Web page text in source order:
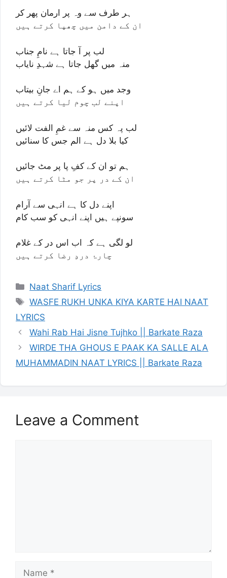
ہر طرف سے وہ پر ارمان پھر کر
ان کے دامن میں چھپا کرتے ہیں
لب پر آ جاتا ہے نامِ جناب
منہ میں گھل جاتا ہے شہدِ نایاب
وجد میں ہو کے ہم اے جانِ بیتاب
اپنے لب چوم لیا کرتے ہیں
لب پہ کس منہ سے غمِ الفت لائیں
کیا بلا دل ہے الم جس کا سنائیں
ہم تو ان کے کفِ پا پر مٹ جائیں
ان کے در پر جو مٹا کرتے ہیں
اپنے دل کا ہے انہی سے آرام
سونپے ہیں اپنے انہی کو سب کام
لو لگی ہے کہ اب اس در کے غلام
چارۂ دردِ رضا کرتے ہیں
Categories
Naat Sharif Lyrics
Tags
WASFE RUKH UNKA KIYA KARTE HAI NAAT
LYRICS
Wahi Rab Hai Jisne Tujhko || Barkate Raza
WIRDE THA GHOUS E PAAK KA SALLE ALA
MUHAMMADIN NAAT LYRICS || Barkate Raza
Leave a Comment
Name